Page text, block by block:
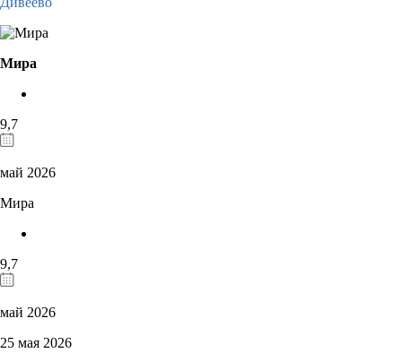
Мира
9,7
май 2026
Мира
9,7
май 2026
25 мая 2026